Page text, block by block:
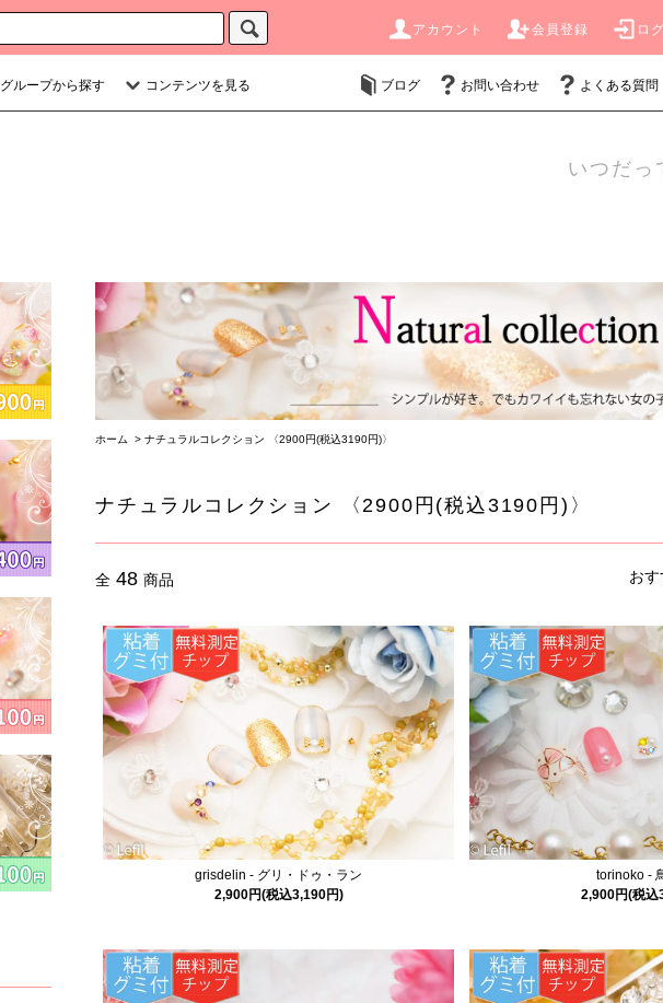
アカウント 会員登録 ロ
グループから探す コンテンツを見る ブログ お問い合わせ よくある質問
いつだっ
ホーム > ナチュラルコレクション 〈2900円(税込3190円)〉
ナチュラルコレクション 〈2900円(税込3190円)〉
全 48 商品 お
grisdelin - グリ・ドゥ・ラン
2,900円(税込3,190円)
torinoko -
2,900円(税込